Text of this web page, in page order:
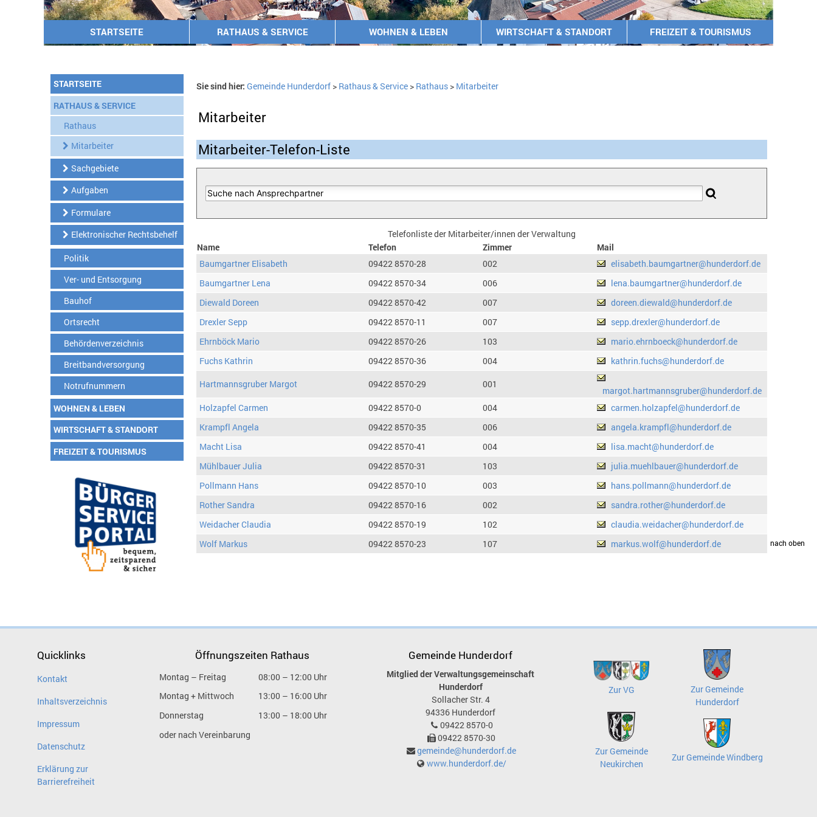
STARTSEITE RATHAUS & SERVICE WOHNEN & LEBEN WIRTSCHAFT & STANDORT FREIZEIT & TOURISMUS
STARTSEITE
RATHAUS & SERVICE
Rathaus
Mitarbeiter
Sachgebiete
Aufgaben
Formulare
Elektronischer Rechtsbehelf
Politik
Ver- und Entsorgung
Bauhof
Ortsrecht
Behördenverzeichnis
Breitbandversorgung
Notrufnummern
WOHNEN & LEBEN
WIRTSCHAFT & STANDORT
FREIZEIT & TOURISMUS
Sie sind hier: Gemeinde Hunderdorf> Rathaus & Service> Rathaus> Mitarbeiter
Mitarbeiter
Mitarbeiter-Telefon-Liste
Telefonliste der Mitarbeiter/innen der Verwaltung
Name
Telefon Zimmer
Mail
Baumgartner Elisabeth
09422 8570-28 002
elisabeth.baumgartner@hunderdorf.de
Baumgartner Lena
09422 8570-34 006
lena.baumgartner@hunderdorf.de
Diewald Doreen
09422 8570-42 007
doreen.diewald@hunderdorf.de
Drexler Sepp
09422 8570-11 007
sepp.drexler@hunderdorf.de
Ehrnböck Mario
09422 8570-26 103
mario.ehrnboeck@hunderdorf.de
Fuchs Kathrin
09422 8570-36 004
kathrin.fuchs@hunderdorf.de
Hartmannsgruber Margot
09422 8570-29 001
margot.hartmannsgruber@hunderdorf.de
Holzapfel Carmen
09422 8570-0 004
carmen.holzapfel@hunderdorf.de
Krampfl Angela
09422 8570-35 006
angela.krampfl@hunderdorf.de
Macht Lisa
09422 8570-41 004
lisa.macht@hunderdorf.de
Mühlbauer Julia
09422 8570-31 103
julia.muehlbauer@hunderdorf.de
Pollmann Hans
09422 8570-10 003
hans.pollmann@hunderdorf.de
Rother Sandra
09422 8570-16 002
sandra.rother@hunderdorf.de
Weidacher Claudia
09422 8570-19 102
claudia.weidacher@hunderdorf.de
Wolf Markus
09422 8570-23 107 markus.wolf@hunderdorf.dedrucken nach oben
Quicklinks
Kontakt
Inhaltsverzeichnis
Impressum
Datenschutz
Erklärung zur
Barrierefreiheit
Öffnungszeiten Rathaus
Montag – Freitag
08:00 – 12:00 Uhr
Montag + Mittwoch
13:00 – 16:00 Uhr
Donnerstag
13:00 – 18:00 Uhr
oder nach Vereinbarung
Gemeinde Hunderdorf
Mitglied der Verwaltungsgemeinschaft
Hunderdorf
Sollacher Str. 4
94336 Hunderdorf
09422 8570-0
09422 8570-30
gemeinde@hunderdorf.de
www.hunderdorf.de/
Zur VG
Zur Gemeinde
Hunderdorf
Zur Gemeinde
Neukirchen
Zur Gemeinde Windberg